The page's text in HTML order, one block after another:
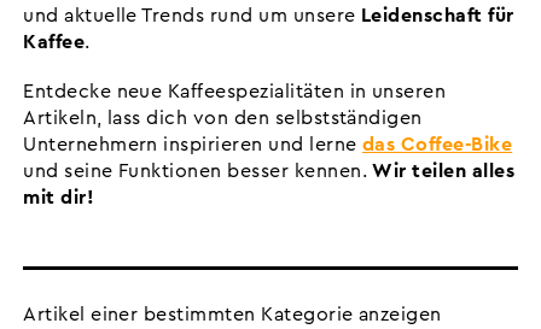
und aktuelle Trends rund um unsere Leidenschaft für
Kaffee.
Entdecke neue Kaffeespezialitäten in unseren
Artikeln, lass dich von den selbstständigen
Unternehmern inspirieren und lerne das Coffee-Bike
und seine Funktionen besser kennen.Wir teilen alles
mit dir!
Artikel einer bestimmten Kategorie anzeigen